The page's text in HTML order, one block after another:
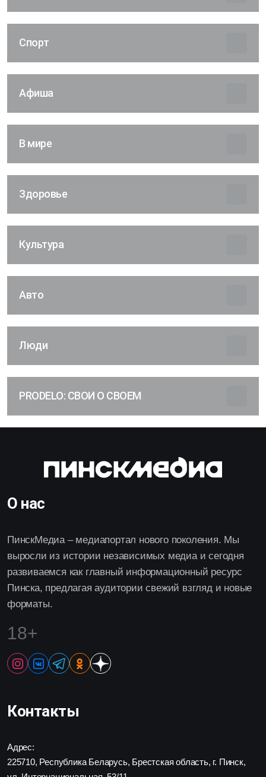
Спорт
Афиша
В мире
Здоровье
Культура
Авто
Люди
PRODELO: СВОИ О СВОЕМ
О нас
ПинскМедиа – медиапортал нового поколения. Мы
выросли из истории независимых медиа и сегодня
развиваемся как главный информационный ресурс
Пинска, предлагая аудитории свежий взгляд и новые
форматы.
18+
Контакты
Адрес:
225710, Республика Беларусь, Брестская область, г. Пинск,